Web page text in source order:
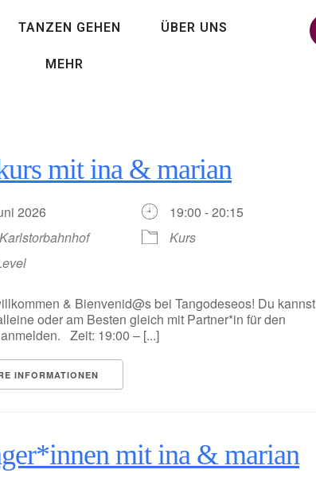
TANZEN GEHEN ÜBER UNS
MEHR
mit ina & marian
2026
19:00 - 20:15
Kurs
& Bienvenid@s bei Tangodeseos! Du kannst
oder am Besten gleich mit Partner*in für den
Zeit: 19:00 – [...]
INFORMATIONEN
mit ina & marian